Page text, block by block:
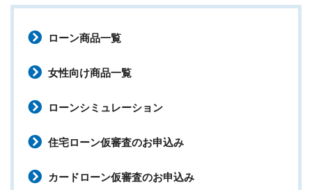
ローン商品一覧
女性向け商品一覧
ローンシミュレーション
住宅ローン仮審査のお申込み
カードローン仮審査のお申込み